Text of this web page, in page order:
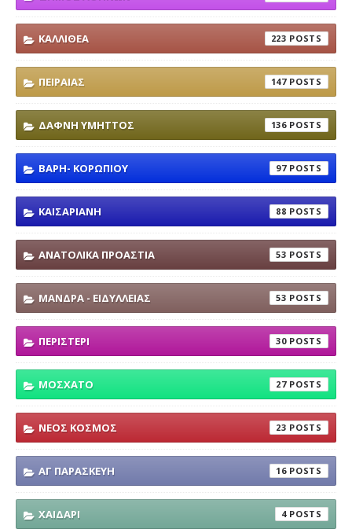
ΚΑΛΛΙΘΕΑ 223
ΠΕΙΡΑΙΑΣ 147
ΔΑΦΝΗ ΥΜΗΤΤΟΣ 136
ΒΑΡΗ- ΚΟΡΩΠΙΟΥ 97
ΚΑΙΣΑΡΙΑΝΗ 88
ΑΝΑΤΟΛΙΚΑ ΠΡΟΑΣΤΙΑ 53
ΜΑΝΔΡΑ - ΕΙΔΥΛΛΕΙΑΣ 53
ΠΕΡΙΣΤΕΡΙ 30
ΜΟΣΧΑΤΟ 27
ΝΕΟΣ ΚΟΣΜΟΣ 23
ΑΓ ΠΑΡΑΣΚΕΥΗ 16
ΧΑΙΔΑΡΙ 4